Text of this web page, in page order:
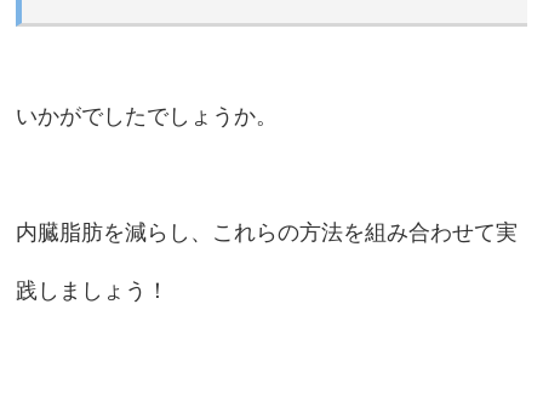
いかがでしたでしょうか。
内臓脂肪を減らし、これらの方法を組み合わせて実
践しましょう！